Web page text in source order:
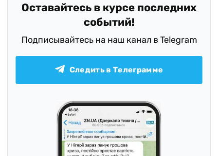
Оставайтесь в курсе последних
событий!
Подписывайтесь на наш канал в Telegram
Следить в Телеграмме